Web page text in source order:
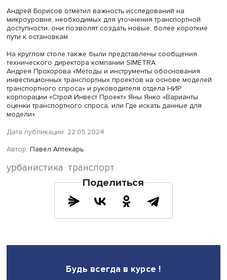
Вертикальный спуск
Студентка 5-го курса ОП « Городское планирование
вертикального спуска в многоквартирных жилых домах
транспортную доступность населения до остановок
наземного пассажирского транспорта».
Она пояснила: нынешний норматив пешеходной
остановки наземного ОТ в 400 м от дома учитывает
доступность только по плоскости, а если учитывать еще
многоквартирных домов без лифтов, этажность домов
лифтами и нормативную скорость последних и число
а также расчетное время ожидания лифта, то
время вертикального спуска в некоторых домах
время горизонтального подхода к остановке, иногда
длительность подхода к остановке увеличивается на 8